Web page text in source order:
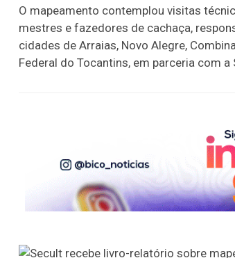
O mapeamento contemplou visitas
mestres e fazedores de cachaça,
cidades de Arraias, Novo Alegre,
Federal do Tocantins, em parceria com